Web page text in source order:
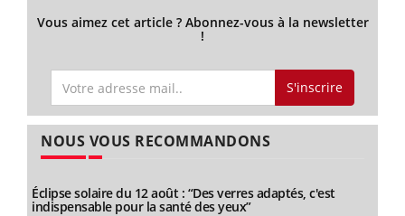
Vous aimez cet article ? Abonnez-vous à la newsletter
!
S'inscrire
NOUS VOUS RECOMMANDONS
Éclipse solaire du 12 août : “Des verres adaptés, c'est
indispensable pour la santé des yeux”